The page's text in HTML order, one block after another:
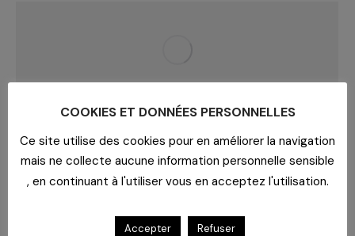
NOUVEAUX RÉFÉRENCEMENTS
Actualités,Blog ,En bref Paryadmin 1 avril 2019
référencements Accéder à ce Sway
COOKIES ET DONNÉES PERSONNELLES
Ce site utilise des cookies pour en améliorer la navigation
mais ne collecte aucune information personnelle sensible
, en continuant à l'utiliser vous en acceptez l'utilisation.
Accepter Refuser